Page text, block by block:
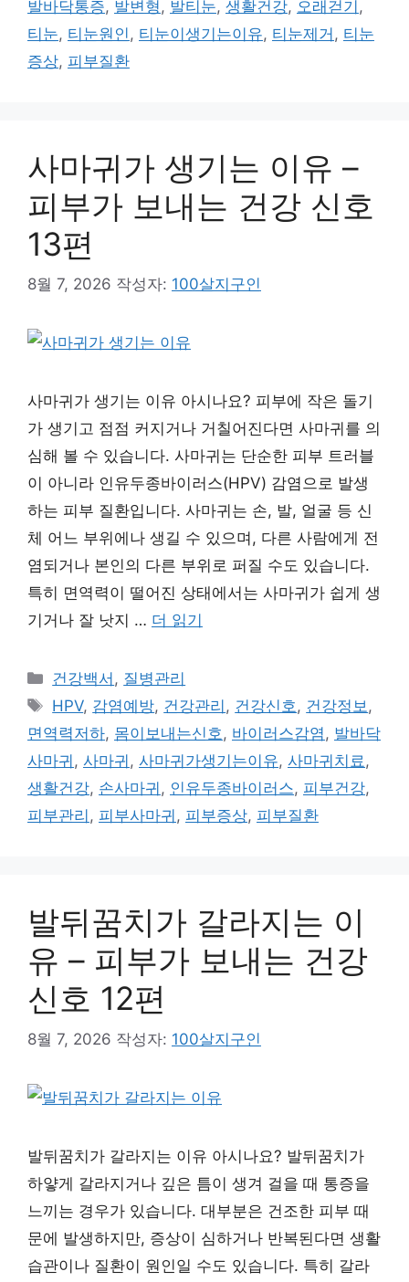
발바닥통증, 발변형 , 발티눈, 생활건강, 오래걷기 ,
티눈, 티눈원인 , 티눈이생기는이유, 티눈제거 , 티눈
증상, 피부질환
사마귀가 생기는 이유 –
피부가 보내는 건강 신호
13편
8월 7, 2026 작성자: 100살지구인
사마귀가 생기는 이유 아시나요? 피부에 작은 돌기
가 생기고 점점 커지거나 거칠어진다면 사마귀를 의
심해 볼 수 있습니다. 사마귀는 단순한 피부 트러블
이 아니라 인유두종바이러스(HPV) 감염으로 발생
하는 피부 질환입니다. 사마귀는 손, 발, 얼굴 등 신
체 어느 부위에나 생길 수 있으며, 다른 사람에게 전
염되거나 본인의 다른 부위로 퍼질 수도 있습니다.
특히 면역력이 떨어진 상태에서는 사마귀가 쉽게 생
기거나 잘 낫지 … 더 읽기
카
테
리
건강백서 , 질병관리
태
그
HPV, 감염예방, 건강관리 , 건강신호, 건강정보,
면역력저하, 몸이보내는신호, 바이러스감염, 발바닥
사마귀 , 사마귀 , 사마귀가생기는이유, 사마귀치료,
생활건강, 손사마귀 , 인유두종바이러스, 피부건강,
피부관리 , 피부사마귀 , 피부증상, 피부질환
발뒤꿈치가 갈라지는 이
유 – 피부가 보내는 건강
신호 12편
8월 7, 2026 작성자: 100살지구인
발뒤꿈치가 갈라지는 이유 아시나요? 발뒤꿈치가
하얗게 갈라지거나 깊은 틈이 생겨 걸을 때 통증을
느끼는 경우가 있습니다. 대부분은 건조한 피부 때
문에 발생하지만, 증상이 심하거나 반복된다면 생활
습관이나 질환이 원인일 수도 있습니다. 특히 갈라